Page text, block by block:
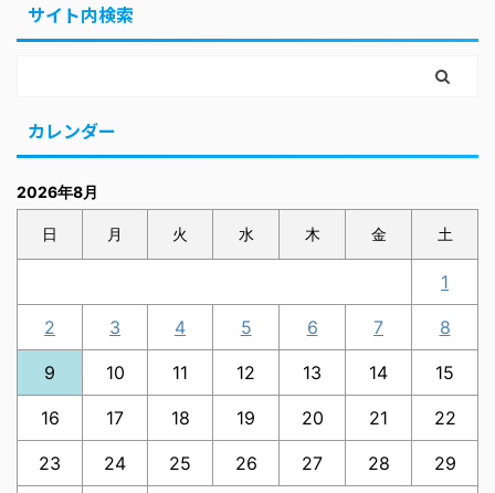
サイト内検索
カレンダー
2026年8月
日 月 火 水 木 金 土
1
2 3 4 5 6 7 8
9 10 11 12 13 14 15
16 17 18 19 20 21 22
23 24 25 26 27 28 29